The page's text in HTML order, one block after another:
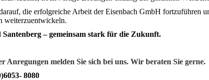
die erfolgreiche Arbeit der Eisenbach GmbH fortzuführen
weiterzuentwickeln.
Santenberg – gemeinsam stark für die Zukunft.
Anregungen melden Sie sich bei uns. Wir beraten Sie gerne.
8080